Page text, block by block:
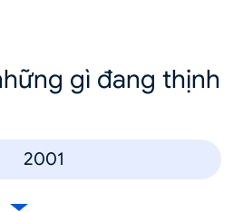
gì đang thịnh
2001